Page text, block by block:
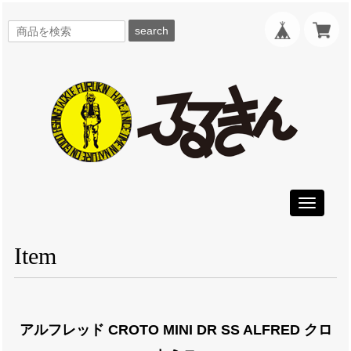
search
Toggle
Item
アルフレッド CROTO MINI DR SS ALFRED クロ